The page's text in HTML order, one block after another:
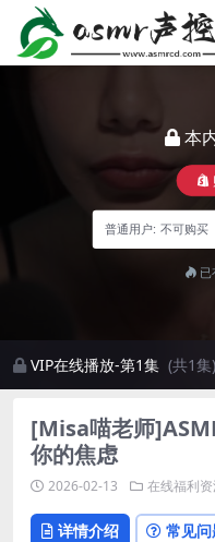
本
普通用户: 不可购买
已
VIP在线播放-第1集 (共1集)
[Misa喵老师
你的焦虑
2026-02-13 在线福利
详情介绍 常见问